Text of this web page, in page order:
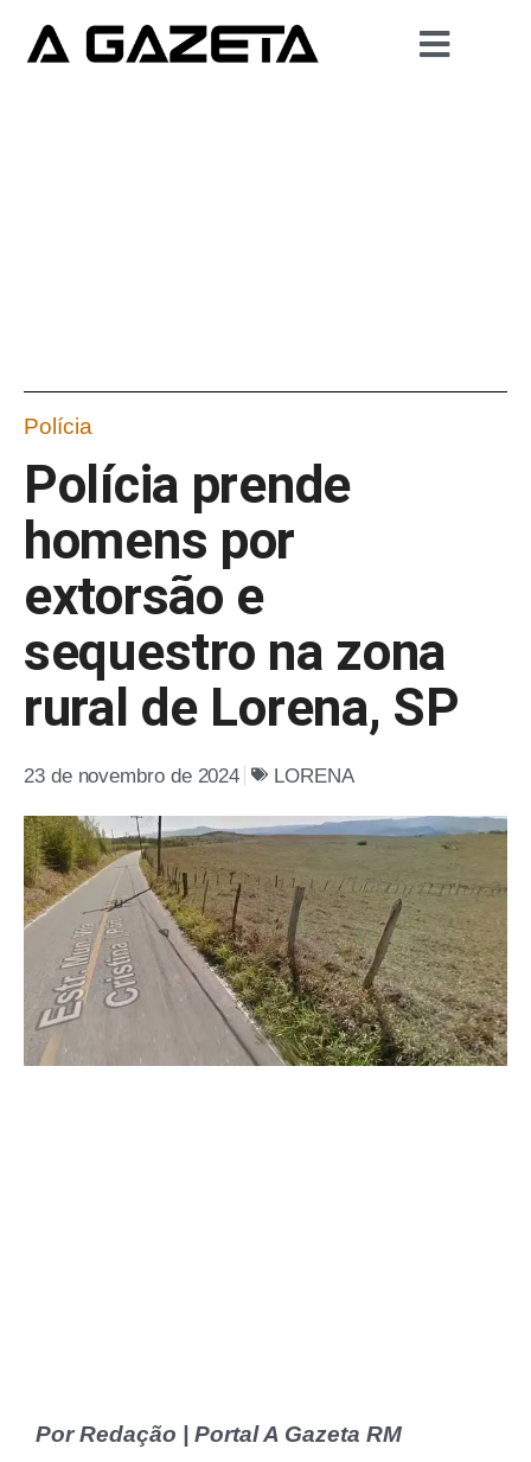
Polícia
Polícia prende
homens por
extorsão e
sequestro na zona
rural de Lorena, SP
23 de novembro de 2024 LORENA
Por Redação | Portal A Gazeta RM